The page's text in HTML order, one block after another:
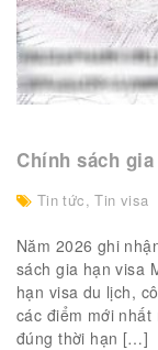
Chính sách
Tin tức,Tin visa
Năm 2026 ghi
sách gia hạn visa
hạn visa du lịch,
các điểm mới
đúng thời hạn […]